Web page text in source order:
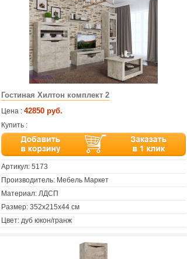
Гостиная Хилтон комплект 2
Цена : 42850 руб.
Купить :
Артикул: 5173
Производитель: Мебель Маркет
Материал: ЛДСП
Размер: 352x215х44 см
Цвет: дуб юкон/гранж